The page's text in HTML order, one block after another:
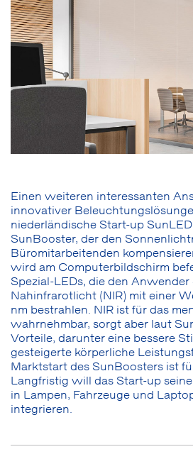
Einen weiteren interessanten
innovativer
niederländische Start-up
SunBooster, der den
Büromitarbeitenden
wird am Computerbildschirm
Spezial-LEDs, die den Anwender
Nahinfrarotlicht (NIR) mit einer
nm bestrahlen. NIR ist für das
wahrnehmbar, sorgt aber laut
Vorteile, darunter eine bessere
gesteigerte körperliche
Marktstart des SunBoosters ist
Langfristig will das Start-up
in Lampen, Fahrzeuge und
integrieren.